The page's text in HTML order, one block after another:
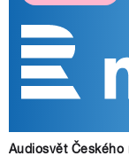
Audiosvět Českého